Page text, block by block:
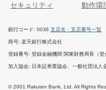
セキュリティ 動作環
銀行コード 0036 支店名・支店番号一覧
商号 楽天銀行株式会社
登録番号 登録金融機関 関東財務局長（
加入協会 日本証券業協会、一般社団法人
© 2001 Rakuten Bank, Ltd. All Rights